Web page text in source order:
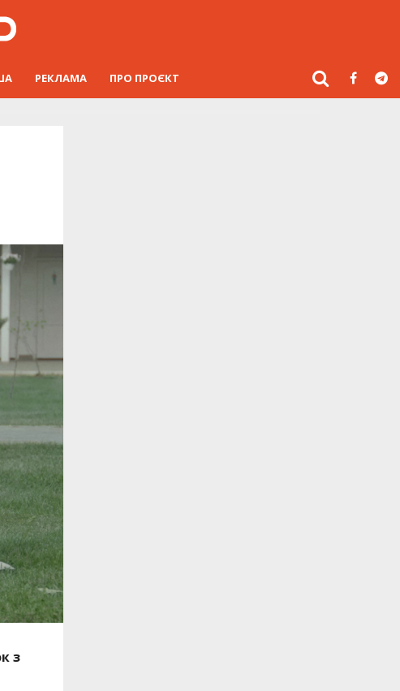
РЕКЛАМА ПРО ПРОЄКТ
з